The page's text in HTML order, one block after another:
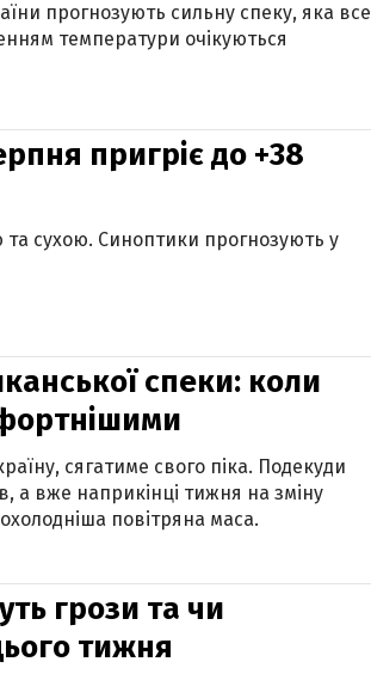
прогнозують сильну спеку, яка все
температури очікуються
пригріє до +38
сухою. Синоптики прогнозують у
спеки: коли
сягатиме свого піка. Подекуди
а вже наприкінці тижня на зміну
повітряна маса.
грози та чи
тижня